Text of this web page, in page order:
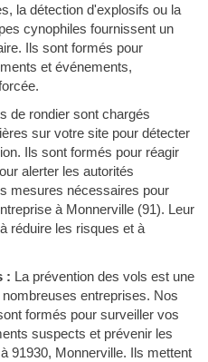
la détection d'explosifs ou la
cynophiles fournissent un
Ils sont formés pour
et événements,
de rondier sont chargés
sur votre site pour détecter
Ils sont formés pour réagir
alerter les autorités
mesures nécessaires pour
à Monnerville (91). Leur
réduire les risques et à
: La prévention des vols est une
entreprises. Nos
formés pour surveiller vos
suspects et prévenir les
91930, Monnerville. Ils mettent